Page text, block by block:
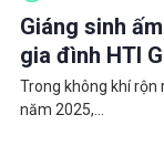
Giáng sinh
gia đình HTI
Trong không khí rộn
năm 2025,...